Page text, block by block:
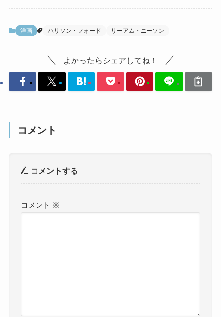
洋画 ハリソン・フォード リーアム・ニーソン
よかったらシェアしてね！
コメント
コメントする
コメント ※